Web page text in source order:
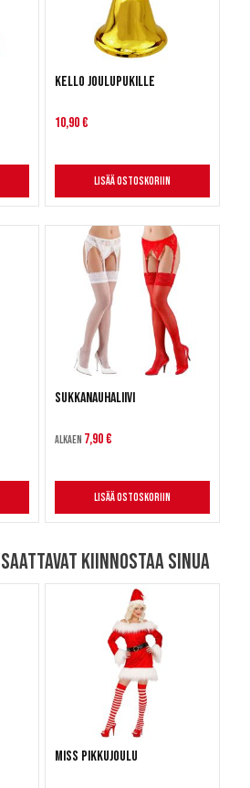
Kello joulupukille
10,90 €
Lisää ostoskoriin
Sukkanauhaliivi
Alkaen 7,90 €
Lisää ostoskoriin
kiinnostaa sinua
Miss Pikkujoulu